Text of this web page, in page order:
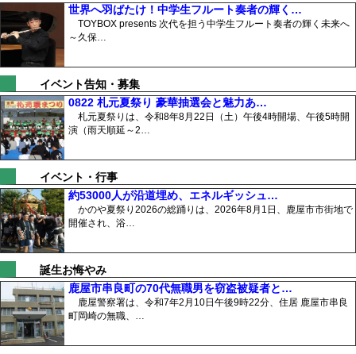
世界へ羽ばたけ！中学生フルート奏者の輝く…
TOYBOX presents 次代を担う中学生フルート奏者の輝く未来へ
～久保…
イベント告知・募集
0822 札元夏祭り 豪華抽選会と魅力あ…
札元夏祭りは、令和8年8月22日（土）午後4時開場、午後5時開
演（雨天順延～2…
イベント・行事
約53000人が沿道埋め、エネルギッシュ…
かのや夏祭り2026の総踊りは、2026年8月1日、鹿屋市市街地で
開催され、浴…
誕生お悔やみ
鹿屋市串良町の70代無職男を窃盗被疑者と…
鹿屋警察署は、令和7年2月10日午後9時22分、住居 鹿屋市串良
町岡崎の無職、…